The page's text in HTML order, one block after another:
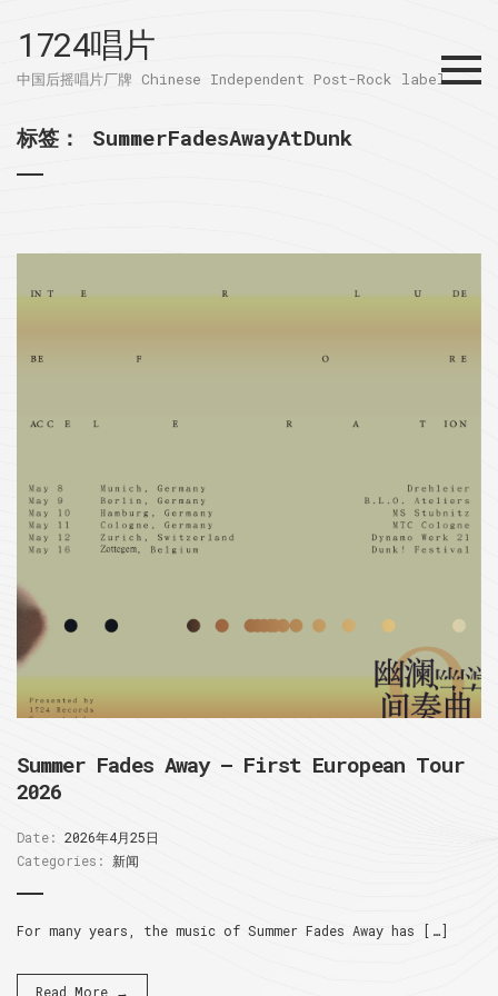
1724唱片
中国后摇唱片厂牌 Chinese Independent Post-Rock label
Menu
标签： SummerFadesAwayAtDunk
Summer Fades Away – First European Tour
2026
Date: 2026年4月25日
Categories: 新闻
For many years, the music of Summer Fades Away has […]
Read More →